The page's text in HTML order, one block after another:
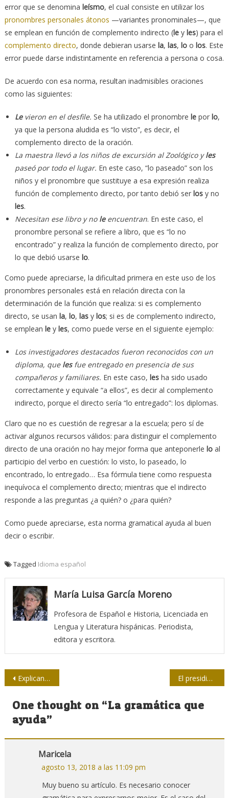
error que se denomina leísmo, el cual consiste en utilizar los
pronombres personales átonos —variantes pronominales—, que
se emplean en función de complemento indirecto (le yles) para el
complemento directo, donde debieran usarse la, las, lo o los. Este
error puede darse indistintamente en referencia a persona o cosa.
De acuerdo con esa norma, resultan inadmisibles oraciones
como las siguientes:
Levieron en el desfile. Se ha utilizado el pronombre le porlo,
ya que la persona aludida es “lo visto”, es decir, el
complemento directo de la oración.
La maestra llevó a los niños de excursión al Zoológico yles
paseó por todo el lugar. En este caso, “lo paseado” son los
niños y el pronombre que sustituye a esa expresión realiza
función de complemento directo, por tanto debió ser los y no
les.
Necesitan ese libro y no leencuentran. En este caso, el
pronombre personal se refiere a libro, que es “lo no
encontrado” y realiza la función de complemento directo, por
lo que debió usarse lo.
Como puede apreciarse, la dificultad primera en este uso de los
pronombres personales está en relación directa con la
determinación de la función que realiza: si es complemento
directo, se usan la, lo, lasy los; si es de complemento indirecto,
se emplean leyles, como puede verse en el siguiente ejemplo:
Los investigadores destacados fueron reconocidos con un
diploma, que lesfue entregado en presencia de sus
compañeros y familiares. En este caso, les ha sido usado
correctamente y equivale “a ellos”, es decir al complemento
indirecto, porque el directo sería “lo entregado”: los diplomas.
Claro que no es cuestión de regresar a la escuela; pero sí de
activar algunos recursos válidos: para distinguir el complemento
directo de una oración no hay mejor forma que anteponerle loal
participio del verbo en cuestión: lo visto, lo paseado, lo
encontrado, lo entregado… Esa fórmula tiene como respuesta
inequívoca el complemento directo; mientras que el indirecto
responde a las preguntas ¿a quién? o ¿para quién?
Como puede apreciarse, esta norma gramatical ayuda al buen
decir o escribir.
Tagged Idioma español
María Luisa García Moreno
Profesora de Español e Historia, Licenciada en
Lengua y Literatura hispánicas. Periodista,
editora y escritora.
Navegación
de
entradas
Explican detalles de consulta popular para la Reforma Constitucional El presidio político en Cuba: denuncia viril
One thought on “La gramática que
ayuda”
Maricela
agosto 13, 2018 a las 11:09 pm
Muy bueno su artículo. Es necesario conocer